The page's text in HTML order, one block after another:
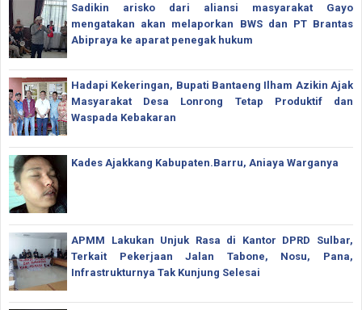
Sadikin arisko dari aliansi masyarakat Gayo
mengatakan akan melaporkan BWS dan PT Brantas
Abipraya ke aparat penegak hukum
Hadapi Kekeringan, Bupati Bantaeng Ilham Azikin Ajak
Masyarakat Desa Lonrong Tetap Produktif dan
Waspada Kebakaran
Kades Ajakkang Kabupaten.Barru, Aniaya Warganya
APMM Lakukan Unjuk Rasa di Kantor DPRD Sulbar,
Terkait Pekerjaan Jalan Tabone, Nosu, Pana,
Infrastrukturnya Tak Kunjung Selesai